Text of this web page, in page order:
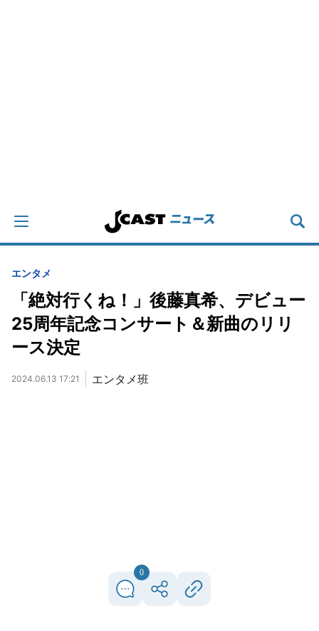
エンタメ
「絶対行くね！」後藤真希、デビュー
25周年記念コンサート＆新曲のリリ
ース決定
2024.06.13 17:21 エンタメ班
0